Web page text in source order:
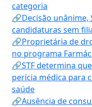
categoria
🔗Decisão unânime,
candidaturas sem
🔗Proprietária de
no programa
🔗STF determina
perícia médica para
saúde
🔗Ausência de